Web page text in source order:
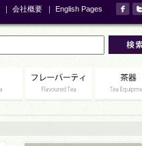
｜ 会社概要 ｜ English Pages